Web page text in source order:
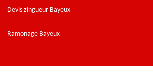
Devis zingueur Bayeux
Ramonage Bayeux